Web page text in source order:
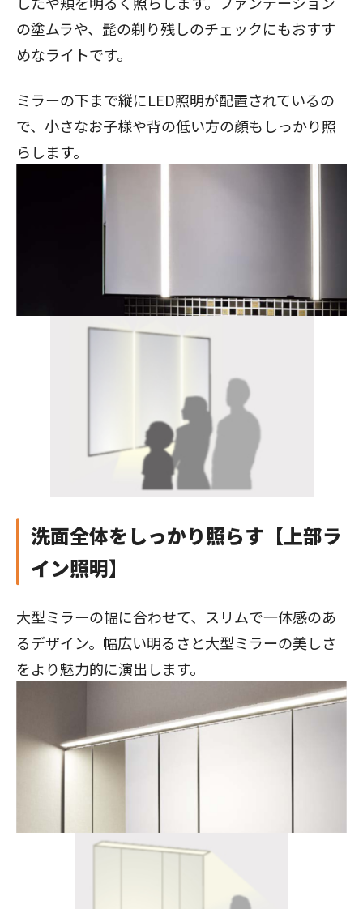
の塗ムラや、髭の剃り残しのチェックにもおすす
めなライトです。
ミラーの下まで縦にLED照明が配置されているの
で、小さなお子様や背の低い方の顔もしっかり照
らします。
洗面全体をしっかり照らす 【上部ラ
イン照明】
大型ミラーの幅に合わせて、スリムで一体感のあ
るデザイン。幅広い明るさと大型ミラーの美しさ
をより魅力的に演出します。